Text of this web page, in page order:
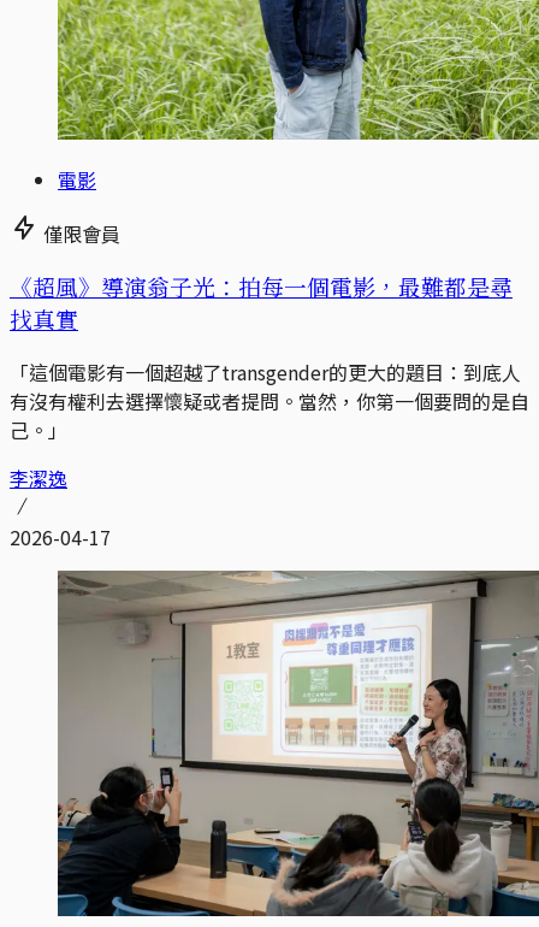
電影
僅限會員
《超風》導演翁子光：拍每一個電影，最難都是尋
找真實
「這個電影有一個超越了transgender的更大的題目：到底人
有沒有權利去選擇懷疑或者提問。當然，你第一個要問的是自
己。」
李潔逸
2026-04-17